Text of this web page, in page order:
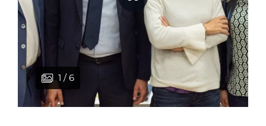
1 / 6
2 / 6
3 / 6
4 / 6
5 / 6
6 / 6